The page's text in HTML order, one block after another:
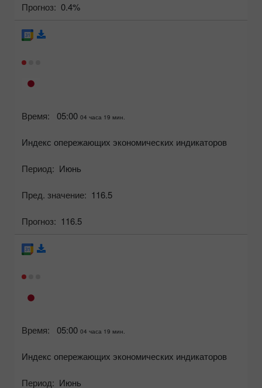
Прогноз: 0.4%
Время: 05:00 04 часа 19 мин.
Индекс опережающих экономических индикаторов
Период: Июнь
Пред. значение: 116.5
Прогноз: 116.5
Время: 05:00 04 часа 19 мин.
Индекс опережающих экономических индикаторов
Период: Июнь